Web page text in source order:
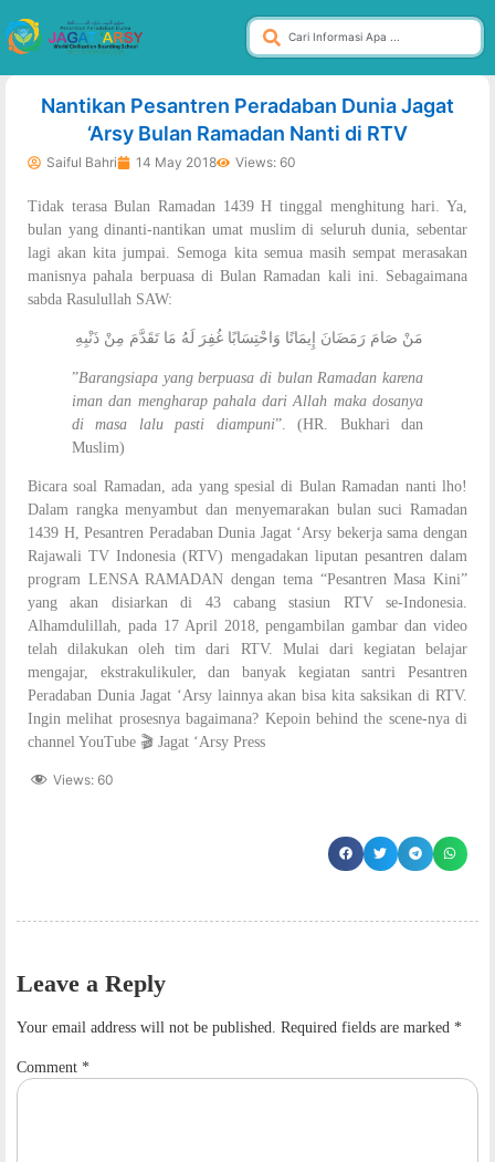
Nantikan Pesantren Peradaban Dunia Jagat
‘Arsy Bulan Ramadan Nanti di RTV
Saiful Bahri 14 May 2018 Views: 60
Tidak terasa Bulan Ramadan 1439 H tinggal menghitung hari. Ya,
bulan yang dinanti-nantikan umat muslim di seluruh dunia, sebentar
lagi akan kita jumpai. Semoga kita semua masih sempat merasakan
manisnya pahala berpuasa di Bulan Ramadan kali ini. Sebagaimana
sabda Rasulullah SAW:
مَنْ صَامَ رَمَضَانَ إِيمَانًا وَاحْتِسَابًا غُفِرَ لَهُ مَا تَقَدَّمَ مِنْ ذَنْبِهِ
”Barangsiapa yang berpuasa di bulan Ramadan karena
iman dan mengharap pahala dari Allah maka dosanya
di masa lalu pasti diampuni”. (HR. Bukhari dan
Muslim)
Bicara soal Ramadan, ada yang spesial di Bulan Ramadan nanti lho!
Dalam rangka menyambut dan menyemarakan bulan suci Ramadan
1439 H, Pesantren Peradaban Dunia Jagat ‘Arsy bekerja sama dengan
Rajawali TV Indonesia (RTV) mengadakan liputan pesantren dalam
program LENSA RAMADAN dengan tema “Pesantren Masa Kini”
yang akan disiarkan di 43 cabang stasiun RTV se-Indonesia.
Alhamdulillah, pada 17 April 2018, pengambilan gambar dan video
telah dilakukan oleh tim dari RTV. Mulai dari kegiatan belajar
mengajar, ekstrakulikuler, dan banyak kegiatan santri Pesantren
Peradaban Dunia Jagat ‘Arsy lainnya akan bisa kita saksikan di RTV.
Ingin melihat prosesnya bagaimana? Kepoin behind the scene-nya di
channel YouTube 🎬 Jagat ‘Arsy Press
Views: 60
Leave a Reply
Your email address will not be published. Required fields are marked *
Comment *